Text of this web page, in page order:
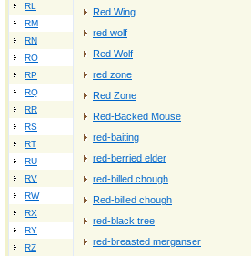
RL
RM
RN
RO
RP
RQ
RR
RS
RT
RU
RV
RW
RX
RY
RZ
Red Wing
red wolf
Red Wolf
red zone
Red Zone
Red-Backed Mouse
red-baiting
red-berried elder
red-billed chough
Red-billed chough
red-black tree
red-breasted merganser